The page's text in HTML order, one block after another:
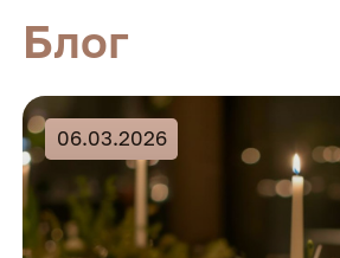
Блог
06.03.2026